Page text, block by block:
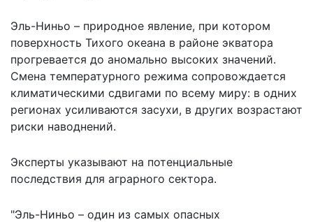
Эль-Ниньо – природное явление, при котором
поверхность Тихого океана в районе экватора
прогревается до аномально высоких значений.
Смена температурного режима сопровождается
климатическими сдвигами по всему миру: в одних
регионах усиливаются засухи, в других возрастают
риски наводнений.
Эксперты указывают на потенциальные
последствия для аграрного сектора.
"Эль-Ниньо – один из самых опасных